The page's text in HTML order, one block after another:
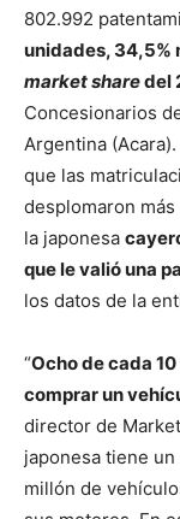
802.992
unidades, 34,5%
market sharedel
Concesionarios
Argentina (Acara).
que las
desplomaron
la japonesa
que le valió una
los datos de la
“Ocho de cada
comprar un
director de
japonesa tiene
millón de